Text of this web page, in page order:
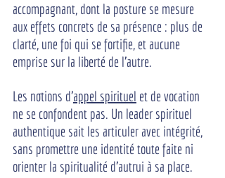
accompagnant, dont la posture se mesure
aux effets concrets de sa présence : plus de
clarté, une foi qui se fortifie, et aucune
emprise sur la liberté de l'autre.
Les notions d'appel spirituel et de vocation
ne se confondent pas. Un leader spirituel
authentique sait les articuler avec intégrité,
sans promettre une identité toute faite ni
orienter la spiritualité d'autrui à sa place.